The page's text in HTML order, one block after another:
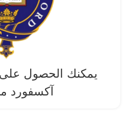
يمكنك الحصول
آکسفورد